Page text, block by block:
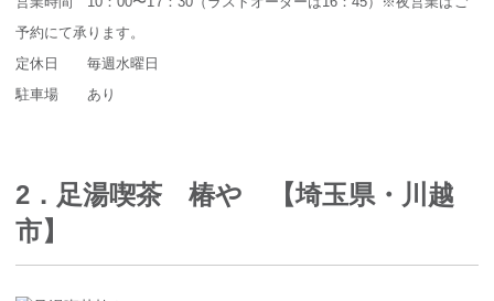
予約にて承ります。
定休日 毎週水曜日
駐車場 あり
2．足湯喫茶 椿や 【埼玉県・川越
市】